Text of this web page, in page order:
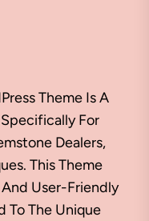
Theme Is A
For
Dealers,
This Theme
User-Friendly
To The Unique